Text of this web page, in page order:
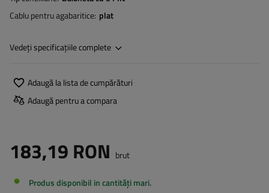
Cablu pentru agabaritice plat
Vedeți specificațiile complete
Adaugă la lista de cumpărături
Adaugă pentru a compara
183,19 RON brut
Produs disponibil in cantități mari